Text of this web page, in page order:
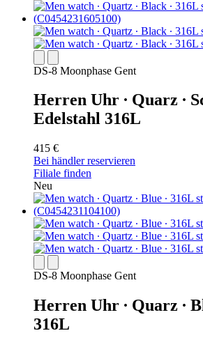
DS-8 Moonphase Gent
Herren Uhr ∙ Quarz ∙
Edelstahl 316L
415 €
Bei händler reservieren
Filiale finden
Neu
DS-8 Moonphase Gent
Herren Uhr ∙ Quarz ∙
316L